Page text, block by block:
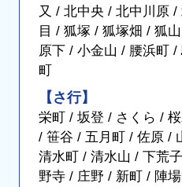
又 / 北中央 / 北中川原
目 / 狐塚 / 狐塚畑 / 狐
原下 / 小金山 / 腰浜町
町
【さ行】
栄町 / 坂登 / さくら /
/ 笹谷 / 五月町 / 佐原 /
清水町 / 清水山 / 下荒
野寺 / 庄野 / 新町 / 陣